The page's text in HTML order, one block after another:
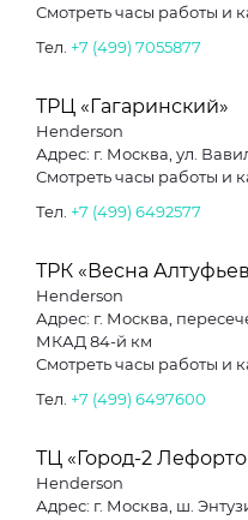
Смотреть часы работы и
Тел. +7 (499) 7055877
ТРЦ «Гагаринский»
Henderson
Адрес: г. Москва, ул.
Смотреть часы работы и
Тел. +7 (499) 6492577
ТРК «Весна
Henderson
Адрес: г. Москва,
МКАД 84-й км
Смотреть часы работы и
Тел. +7 (499) 6497600
ТЦ «Город-2
Henderson
Адрес: г. Москва, ш.